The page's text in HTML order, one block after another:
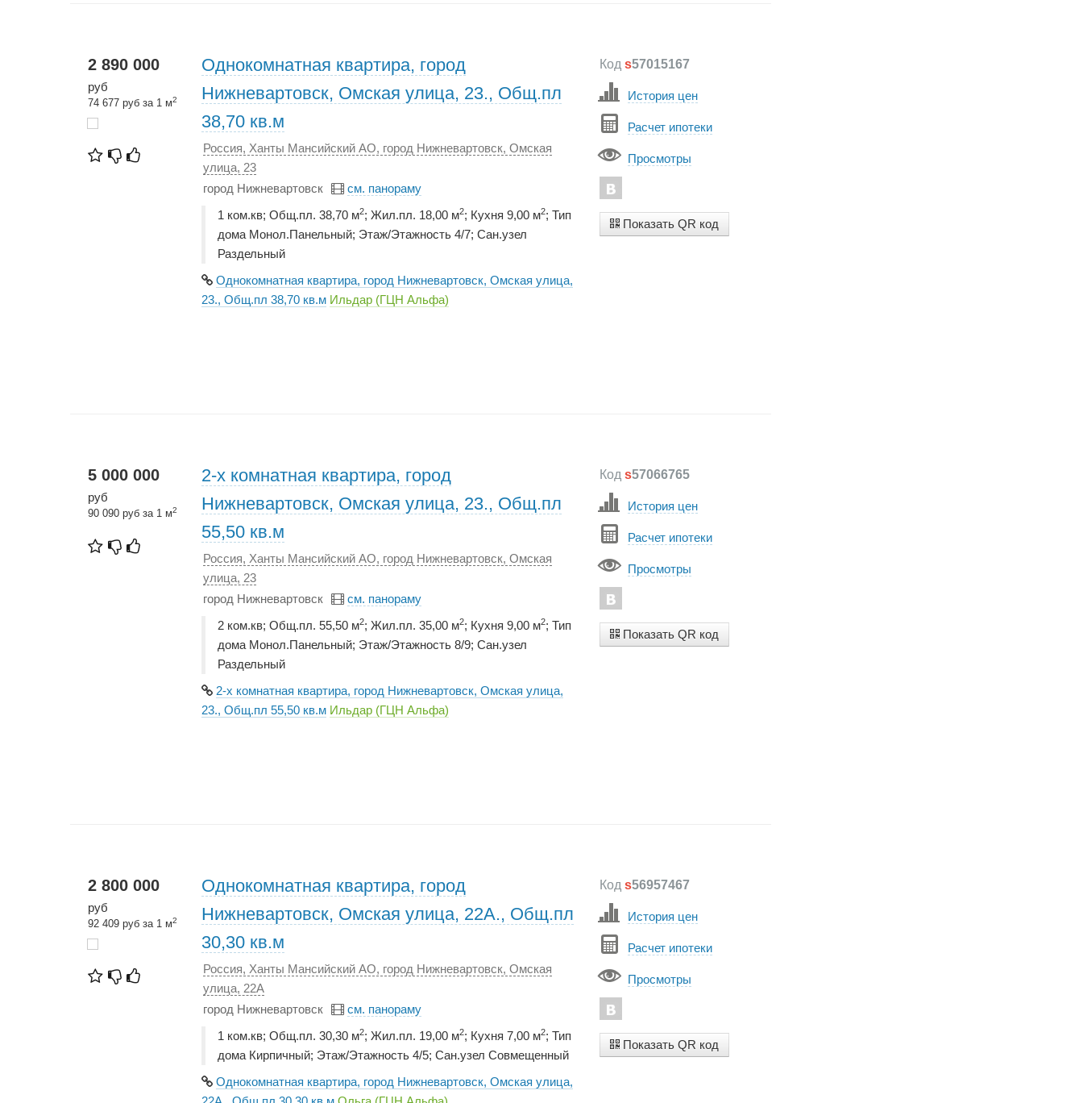
2 890 000
руб
74 677 руб за 1 м2
Однокомнатная квартира, город
Нижневартовск, Омская улица, 23., Общ.пл
38,70 кв.м
Россия, Ханты Мансийский АО, город Нижневартовск, Омская
улица, 23
город Нижневартовск
см. панораму
1 ком.кв; Общ.пл. 38,70 м2; Жил.пл. 18,00 м2; Кухня 9,00 м2; Тип
дома Монол.Панельный; Этаж/Этажность 4/7; Сан.узел
Раздельный
Однокомнатная квартира, город Нижневартовск, Омская улица,
23., Общ.пл 38,70 кв.м Ильдар (ГЦН Альфа)
Кодs57015167
История цен
Расчет ипотеки
Просмотры
Показать QR код
5 000 000
руб
90 090 руб за 1 м2
2-х комнатная квартира, город
Нижневартовск, Омская улица, 23., Общ.пл
55,50 кв.м
Россия, Ханты Мансийский АО, город Нижневартовск, Омская
улица, 23
город Нижневартовск
см. панораму
2 ком.кв; Общ.пл. 55,50 м2; Жил.пл. 35,00 м2; Кухня 9,00 м2; Тип
дома Монол.Панельный; Этаж/Этажность 8/9; Сан.узел
Раздельный
2-х комнатная квартира, город Нижневартовск, Омская улица,
23., Общ.пл 55,50 кв.м Ильдар (ГЦН Альфа)
Кодs57066765
История цен
Расчет ипотеки
Просмотры
Показать QR код
2 800 000
руб
92 409 руб за 1 м2
Однокомнатная квартира, город
Нижневартовск, Омская улица, 22А., Общ.пл
30,30 кв.м
Россия, Ханты Мансийский АО, город Нижневартовск, Омская
улица, 22А
город Нижневартовск
см. панораму
1 ком.кв; Общ.пл. 30,30 м2; Жил.пл. 19,00 м2; Кухня 7,00 м2; Тип
дома Кирпичный; Этаж/Этажность 4/5; Сан.узел Совмещенный
Однокомнатная квартира, город Нижневартовск, Омская улица,
Кодs56957467
История цен
Расчет ипотеки
Просмотры
Показать QR код